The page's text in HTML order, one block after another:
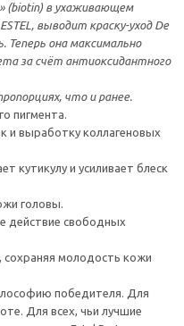
(biotin) в ухаживающем
выводит краску-уход De
Теперь она максимально
за счёт антиоксидантного
что и ранее.
пигмента.
и выработку коллагеновых
кутикулу и усиливает блеск
головы.
действие свободных
сохраняя молодость кожи
победителя. Для
Для всех, чьи лучшие